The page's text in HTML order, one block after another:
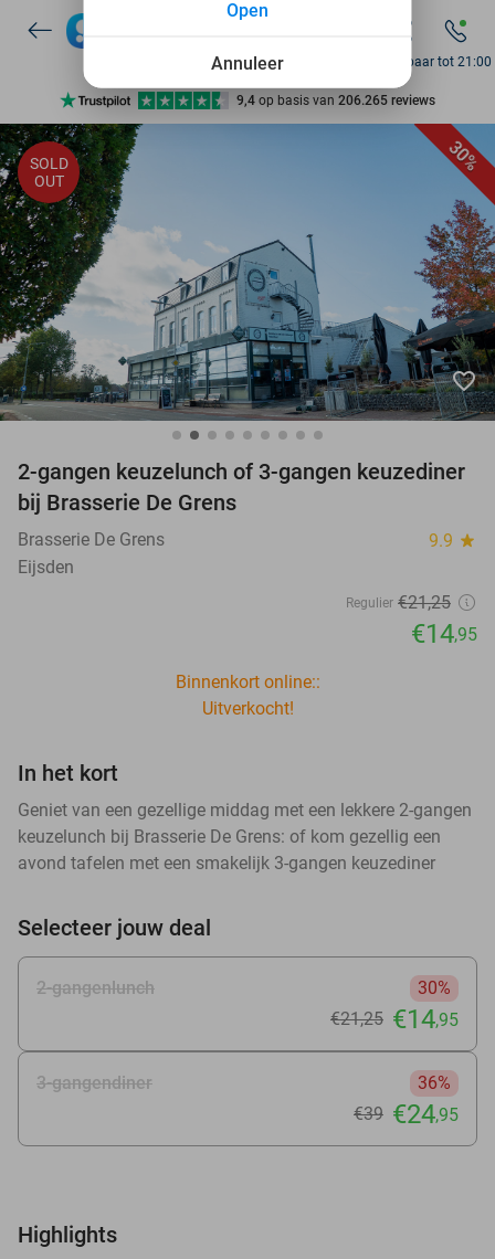
7 dagen per week beschikbaar
10+ miljoen leden
9,4 op basis van 206.265 reviews
Bereikbaar tot 21:00
30%
SOLD
OUT
favorite_border
2-gangen keuzelunch of 3-gangen keuzediner
bij Brasserie De Grens
Brasserie De Grens 9.9 star
Eijsden
Regulier €21,25
€14,95
Binnenkort online::
Uitverkocht!
In het kort
Geniet van een gezellige middag met een lekkere 2-gangen
keuzelunch bij Brasserie De Grens: of kom gezellig een
avond tafelen met een smakelijk 3-gangen keuzediner
Selecteer jouw deal
2-gangenlunch
30%
€21,25 €14,95
3-gangendiner
36%
€39 €24,95
Highlights
Annuleer
Open